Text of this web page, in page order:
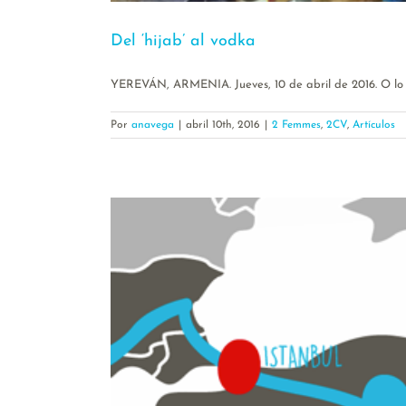
Del ‘hijab’ al vodka
YEREVÁN, ARMENIA. Jueves, 10 de abril de 2016. O lo
Por anavega abril 10th, 2016 2 Femmes, 2CV, Artículos